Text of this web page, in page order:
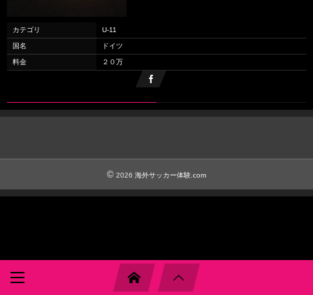
カテゴリ U-11
国名 ドイツ
料金 ２０万
© 2026 海外サッカー体験.com